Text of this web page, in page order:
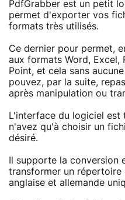
PdfGrabber est un petit
permet d'exporter vos
formats très utilisés.
Ce dernier pour permet,
aux formats Word, Excel,
Point, et cela sans
pouvez, par la suite,
après manipulation ou
L'interface du logiciel est
n'avez qu'à choisir un
désiré.
Il supporte la conversion
transformer un répertoire
anglaise et allemande